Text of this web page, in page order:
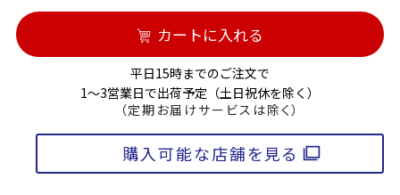
カートに入れる
平日15時までのご注文で
1～3営業日で出荷予定（土日祝休を除く）
（定期お届けサービスは除く）
購入可能な店舗を見る